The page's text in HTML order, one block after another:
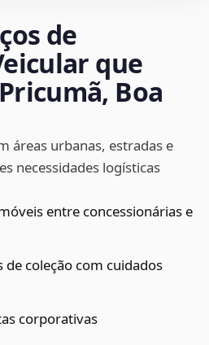
de
que
Boa
áreas urbanas, estradas e
necessidades logísticas
entre concessionárias e
coleção com cuidados
corporativas